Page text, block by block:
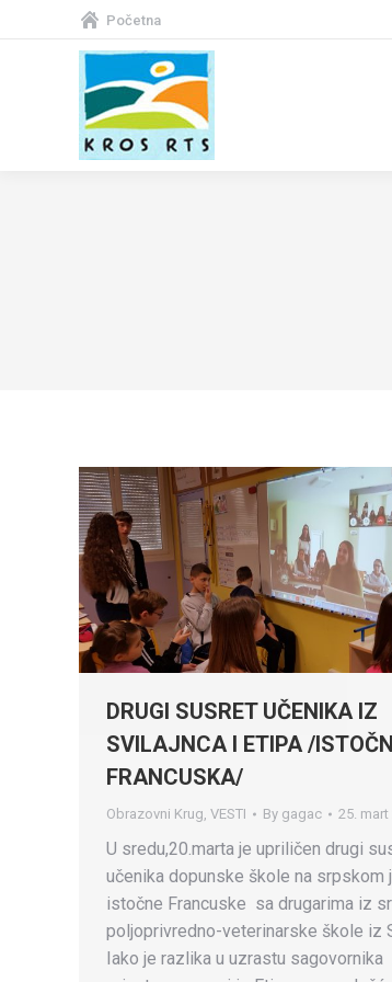
Početna
DRUGI SUSRET UČENIKA IZ
SVILAJNCA I ETIPA /
FRANCUSKA/
Obrazovni Krug VESTI By gagac 25. mart
U sredu,20.marta je upriličen drugi
učenika dopunske škole na srpskom
istočne Francuske sa drugarima iz
poljoprivredno-veterinarske škole iz
Iako je razlika u uzrastu sagovornika